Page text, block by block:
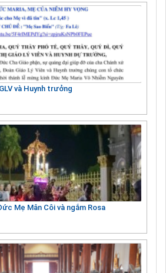
và Huynh trưởng
Mẹ Mân Côi và ngắm Rosa